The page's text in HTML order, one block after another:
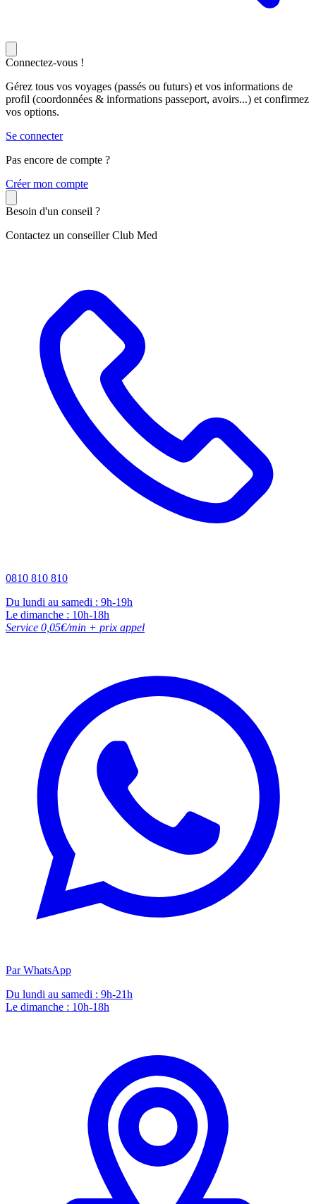
Connectez-vous !
Gérez tous vos voyages (passés ou futurs) et vos informations de
profil (coordonnées & informations passeport, avoirs...) et confirmez
vos options.
Se connecter
Pas encore de compte ?
Créer mon compte
Besoin d'un conseil ?
Contactez un conseiller Club Med
0810 810 810
Du lundi au samedi : 9h-19h
Le dimanche : 10h-18h
Service 0,05€/min + prix appel
Par WhatsApp
Du lundi au samedi : 9h-21h
Le dimanche : 10h-18h